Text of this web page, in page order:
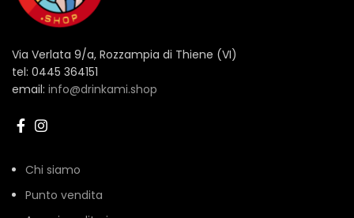
Via Verlata 9/a, Rozzampia di Thiene (VI)
tel: 0445 364151
email: info@drinkami.shop
Chi siamo
Punto vendita